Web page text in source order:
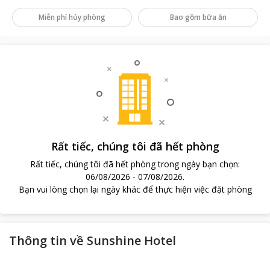
Miễn phí hủy phòng Bao gồm bữa ăn
Rất tiếc, chúng tôi đã hết phòng
Rất tiếc, chúng tôi đã hết phòng trong ngày bạn chọn:
06/08/2026 - 07/08/2026.
Bạn vui lòng chọn lại ngày khác để thực hiện việc đặt phòng
Thông tin về Sunshine Hotel